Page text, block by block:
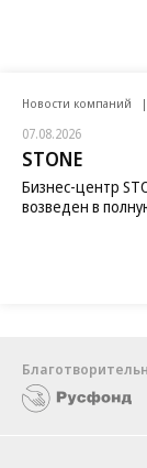
Новости компаний
07.08.2026
STONE
Бизнес-центр
возведен в